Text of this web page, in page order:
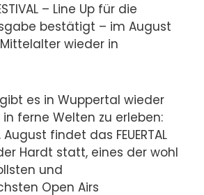
– Line Up für die
bestätigt – im August
wieder in
es in Wuppertal wieder
ferne Welten zu erleben:
August findet das FEUERTAL
der Hardt statt, eines der wohl
und
Open Airs